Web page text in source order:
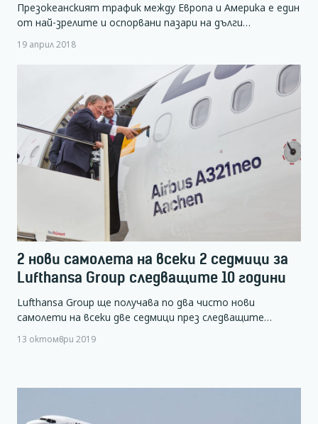
Презокеанският трафик между Европа и Америка е един
от най-зрелите и оспорвани пазари на дълги…
19 април 2018
2 нови самолета на всеки 2 седмици за
Lufthansa Group следващите 10 години
Lufthansa Group ще получава по два чисто нови
самолети на всеки две седмици през следващите…
13 октомври 2019